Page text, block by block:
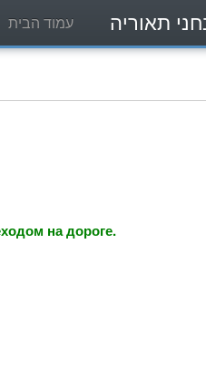
תאוריה עמוד הבית
на дороге.